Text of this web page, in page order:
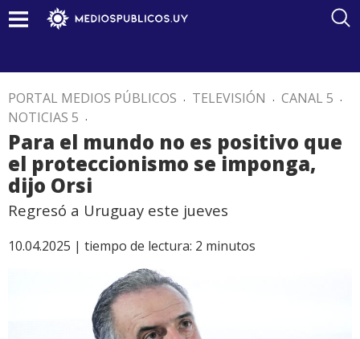
PORTAL MEDIOS PÚBLICOS . TELEVISIÓN . CANAL 5 .
NOTICIAS 5 .
Para el mundo no es positivo que
el proteccionismo se imponga,
dijo Orsi
Regresó a Uruguay este jueves
10.04.2025 | tiempo de lectura: 2 minutos